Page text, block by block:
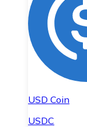
USD Coin
USDC